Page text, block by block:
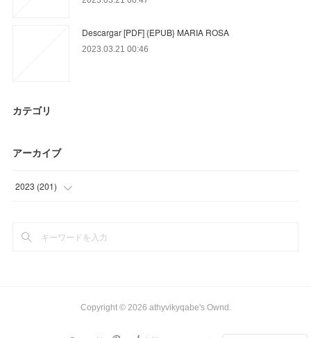
Descargar [PDF] {EPUB} MARIA ROSA
2023.03.21 00:46
カテゴリ
アーカイブ
2023 (201)
(
Copyright © 2026 athyvikyqabe's Ownd .